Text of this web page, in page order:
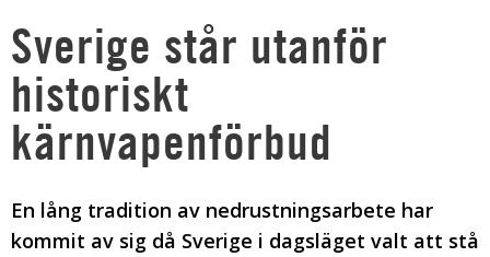
Sverige står utanför
historiskt
kärnvapenförbud
En lång tradition av nedrustningsarbete har
kommit av sig då Sverige i dagsläget valt att stå